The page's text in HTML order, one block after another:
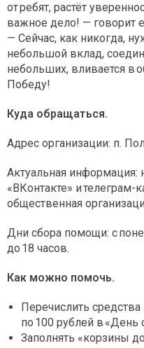
от ребят, растёт
важное дело! — говорит
— Сейчас, как никогда,
небольшой вклад,
небольших, вливается в
Победу!
Куда обращаться.
Адрес организации: п.
Актуальная информация:
«ВКонтакте» и телеграм-
общественная
Дни сбора помощи: с
до 18 часов.
Как можно помочь.
Перечислить
по 100 рублей в «День
Заполнять «корзины